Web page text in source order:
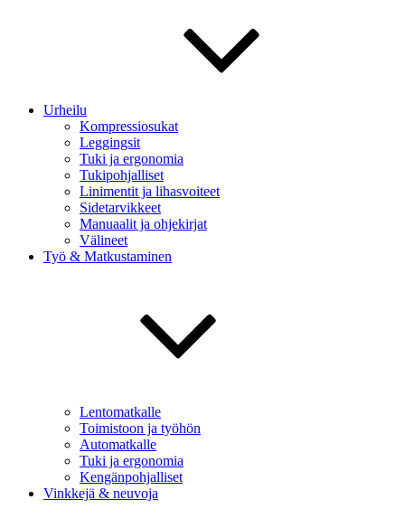
Urheilu
Kompressiosukat
Leggingsit
Tuki ja ergonomia
Tukipohjalliset
Linimentit ja lihasvoiteet
Sidetarvikkeet
Manuaalit ja ohjekirjat
Välineet
Työ & Matkustaminen
Lentomatkalle
Toimistoon ja työhön
Automatkalle
Tuki ja ergonomia
Kengänpohjalliset
Vinkkejä & neuvoja